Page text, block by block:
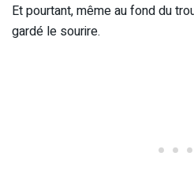
Et pourtant, même au fond du
gardé le sourire.